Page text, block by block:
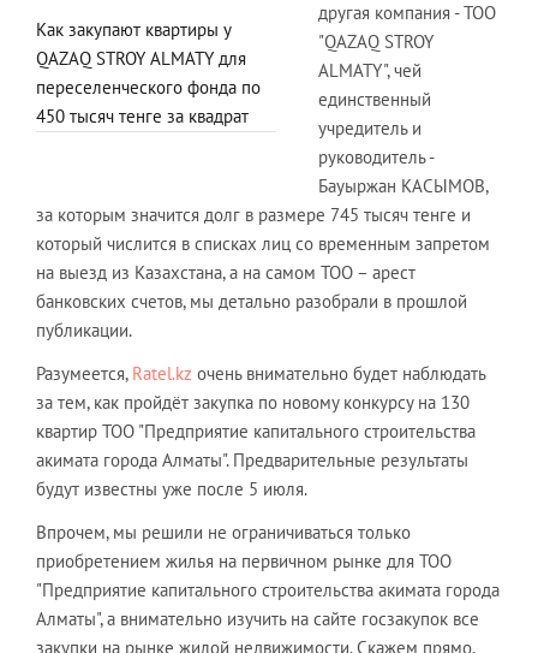
Как закупают квартиры у
QAZAQ STROY ALMATY для
переселенческого фонда по
450 тысяч тенге за квадрат
другая компания - ТОО
"QAZAQ STROY
ALMATY", чей
единственный
учредитель и
руководитель -
Бауыржан КАСЫМОВ,
за которым значится долг в размере 745 тысяч тенге и
который числится в списках лиц со временным запретом
на выезд из Казахстана, а на самом ТОО – арест
банковских счетов, мы детально разобрали в прошлой
публикации.
Разумеется, Ratel.kz очень внимательно будет наблюдать
за тем, как пройдёт закупка по новому конкурсу на 130
квартир ТОО "Предприятие капитального строительства
акимата города Алматы". Предварительные результаты
будут известны уже после 5 июля.
Впрочем, мы решили не ограничиваться только
приобретением жилья на первичном рынке для ТОО
"Предприятие капитального строительства акимата города
Алматы", а внимательно изучить на сайте госзакупок все
закупки на рынке жилой недвижимости. Скажем прямо,